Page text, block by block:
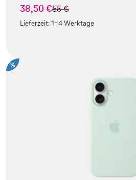
38,50 €statt
55 €
Lieferzeit:1-4 Werktage
%